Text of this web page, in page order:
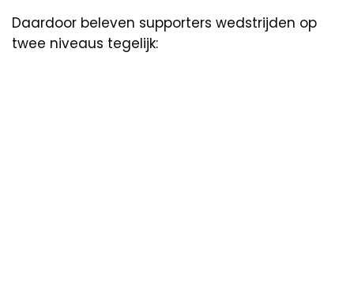
Daardoor beleven supporters wedstrijden op
twee niveaus tegelijk: